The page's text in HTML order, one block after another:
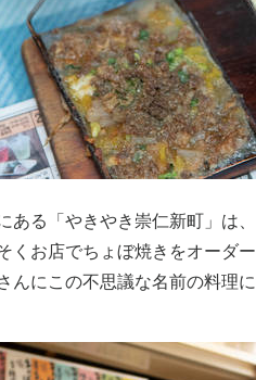
ある「やきやき崇仁新町」は
くお店でちょぼ焼きをオーダ
んにこの不思議な名前の料理